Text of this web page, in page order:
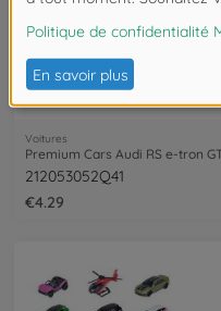
Voitures
Premium Cars Audi RS e-tron
212053052Q41
€4.29